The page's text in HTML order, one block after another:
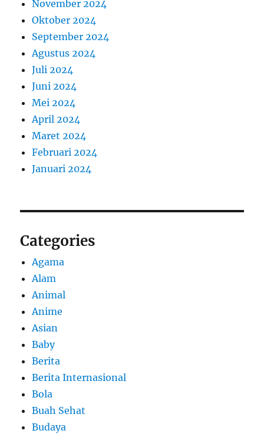
November 2024
Oktober 2024
September 2024
Agustus 2024
Juli 2024
Juni 2024
Mei 2024
April 2024
Maret 2024
Februari 2024
Januari 2024
Categories
Agama
Alam
Animal
Anime
Asian
Baby
Berita
Berita Internasional
Bola
Buah Sehat
Budaya